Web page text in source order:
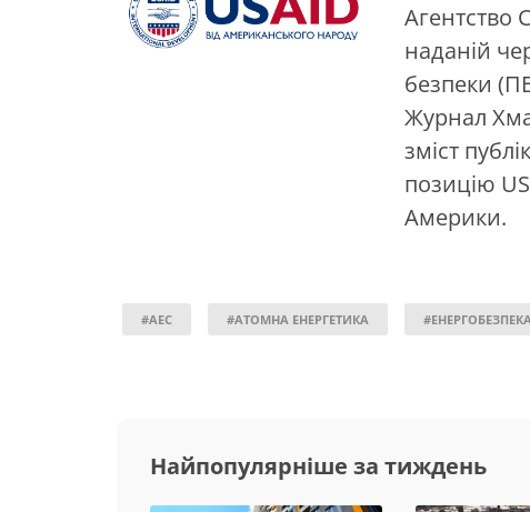
Агентство
наданій
безпеки
Журнал
зміст
позицію
Америки.
#АЕС #АТОМНА ЕНЕРГЕТИКА
Найпопулярніше за тиждень